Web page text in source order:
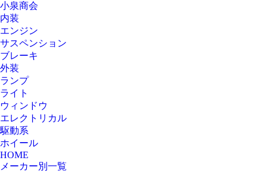
小泉商会
内装
エンジン
サスペンション
ブレーキ
外装
ランプ
ライト
ウィンドウ
エレクトリカル
駆動系
ホイール
HOME
メーカー別一覧